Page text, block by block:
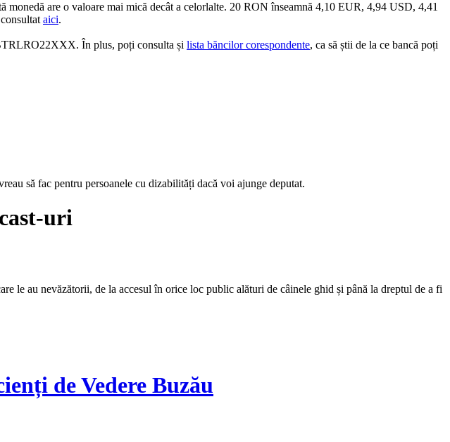
are o valoare mai mică decât a celorlalte. 20 RON înseamnă 4,10 EUR, 4,94 USD, 4,41
aici.
În plus, poți consulta și lista băncilor corespondente, ca să știi de la ce bancă poți
să fac pentru persoanele cu dizabilități dacă voi ajunge deputat.
uri
le au nevăzătorii, de la accesul în orice loc public alături de câinele ghid și până la dreptul de a fi
de Vedere Buzău